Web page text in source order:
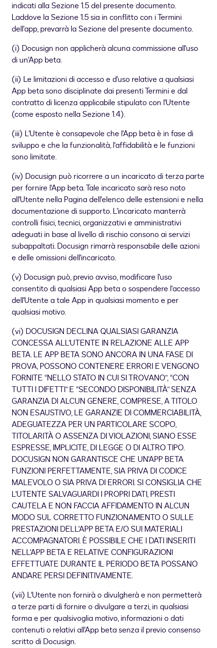
indicati alla Sezione 1.5 del presente documento.
Laddove la Sezione 1.5 sia in conflitto con i Termini
dell'app, prevarrà la Sezione del presente documento.
(i) Docusign non applicherà alcuna commissione all'uso
di un'App beta.
(ii) Le limitazioni di accesso e d'uso relative a qualsiasi
App beta sono disciplinate dai presenti Termini e dal
contratto di licenza applicabile stipulato con l'Utente
(come esposto nella Sezione 1.4).
(iii) L'Utente è consapevole che l'App beta è in fase di
sviluppo e che la funzionalità, l'affidabilità e le funzioni
sono limitate.
(iv) Docusign può ricorrere a un incaricato di terza parte
per fornire l'App beta. Tale incaricato sarà reso noto
all'Utente nella Pagina dell'elenco delle estensioni e nella
documentazione di supporto. L'incaricato manterrà
controlli fisici, tecnici, organizzativi e amministrativi
adeguati in base al livello di rischio consono ai servizi
subappaltati. Docusign rimarrà responsabile delle azioni
e delle omissioni dell'incaricato.
(v) Docusign può, previo avviso, modificare l'uso
consentito di qualsiasi App beta o sospendere l'accesso
dell'Utente a tale App in qualsiasi momento e per
qualsiasi motivo.
(vi) DOCUSIGN DECLINA QUALSIASI GARANZIA
CONCESSA ALL'UTENTE IN RELAZIONE ALLE APP
BETA. LE APP BETA SONO ANCORA IN UNA FASE DI
PROVA, POSSONO CONTENERE ERRORI E VENGONO
FORNITE “NELLO STATO IN CUI SI TROVANO”, “CON
TUTTI I DIFETTI” E “SECONDO DISPONIBILITÀ” SENZA
GARANZIA DI ALCUN GENERE, COMPRESE, A TITOLO
NON ESAUSTIVO, LE GARANZIE DI COMMERCIABILITÀ,
ADEGUATEZZA PER UN PARTICOLARE SCOPO,
TITOLARITÀ O ASSENZA DI VIOLAZIONI, SIANO ESSE
ESPRESSE, IMPLICITE, DI LEGGE O DI ALTRO TIPO.
DOCUSIGN NON GARANTISCE CHE UN'APP BETA
FUNZIONI PERFETTAMENTE, SIA PRIVA DI CODICE
MALEVOLO O SIA PRIVA DI ERRORI. SI CONSIGLIA CHE
L'UTENTE SALVAGUARDI I PROPRI DATI, PRESTI
CAUTELA E NON FACCIA AFFIDAMENTO IN ALCUN
MODO SUL CORRETTO FUNZIONAMENTO O SULLE
PRESTAZIONI DELL'APP BETA E/O SUI MATERIALI
ACCOMPAGNATORI. È POSSIBILE CHE I DATI INSERITI
NELL'APP BETA E RELATIVE CONFIGURAZIONI
EFFETTUATE DURANTE IL PERIODO BETA POSSANO
ANDARE PERSI DEFINITIVAMENTE.
(vii) L'Utente non fornirà o divulgherà e non permetterà
a terze parti di fornire o divulgare a terzi, in qualsiasi
forma e per qualsivoglia motivo, informazioni o dati
contenuti o relativi all'App beta senza il previo consenso
scritto di Docusign.